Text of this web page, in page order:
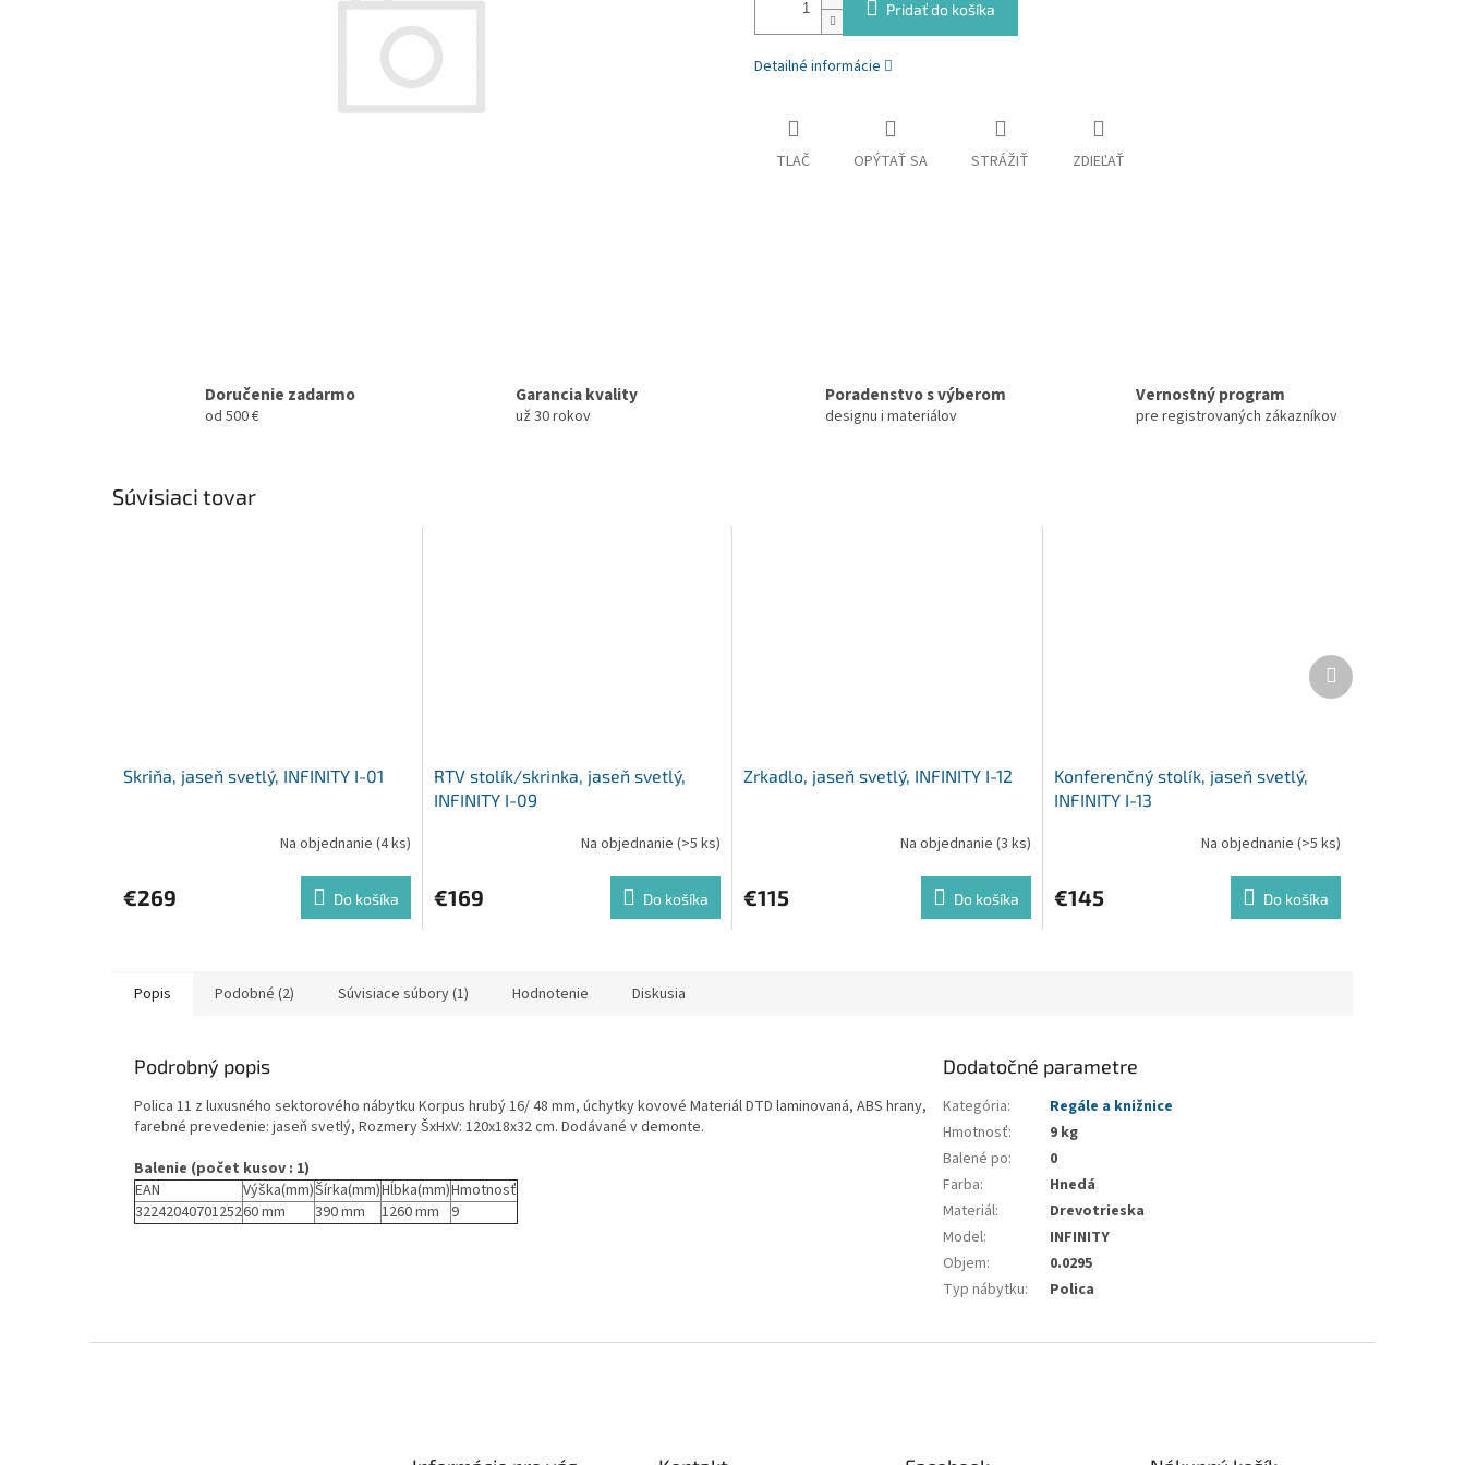
Pridať do košíka
Detailné informácie
TLAČ OPÝTAŤ SA STRÁŽIŤ ZDIEĽAŤ
Doručenie zadarmo
od 500 €
Garancia kvality
už 30 rokov
Poradenstvo s výberom
designu i materiálov
Vernostný program
pre registrovaných zákazníkov
Súvisiaci tovar
Skriňa, jaseň svetlý, INFINITY I-01
Na objednanie (4 ks)
€269 Do košíka
RTV stolík/skrinka, jaseň svetlý,
INFINITY I-09
Na objednanie (>5 ks)
€169 Do košíka
Zrkadlo, jaseň svetlý, INFINITY I-12
Na objednanie (3 ks)
€115 Do košíka
Konferenčný stolík, jaseň svetlý,
INFINITY I-13
Na objednanie (>5 ks)
€145 Do košíka
Ďalší
produkt
Popis Podobné (2) Súvisiace súbory (1) Hodnotenie Diskusia
Podrobný popis
Polica 11 z luxusného sektorového nábytku Korpus hrubý 16/ 48 mm, úchytky kovové Materiál DTD laminovaná, ABS hrany,
farebné prevedenie: jaseň svetlý, Rozmery ŠxHxV: 120x18x32 cm. Dodávané v demonte.
Balenie (počet kusov : 1)
EAN
Výška(mm)Šírka(mm)Hĺbka(mm)Hmotnosť
3224204070125260 mm 390 mm 1260 mm 9
Dodatočné parametre
Kategória:
Regále a knižnice
Hmotnosť:
9 kg
Balené po:
0
Farba:
Hnedá
Materiál:
Drevotrieska
Model:
INFINITY
Objem:
0.0295
Typ nábytku: Polica